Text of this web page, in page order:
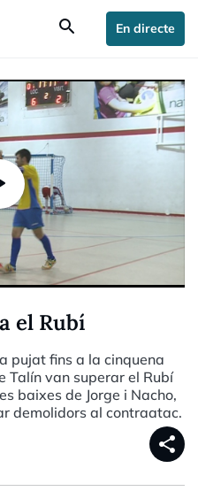
search En directe
el Rubí
pujat fins a la cinquena
Talín van superar el Rubí
baixes de Jorge i Nacho,
demolidors al contraatac.
share